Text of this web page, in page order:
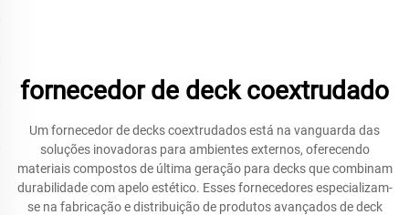
fornecedor de deck coextrudado
Um fornecedor de decks coextrudados está na vanguarda das
soluções inovadoras para ambientes externos, oferecendo
materiais compostos de última geração para decks que combinam
durabilidade com apelo estético. Esses fornecedores especializam-
se na fabricação e distribuição de produtos avançados de deck